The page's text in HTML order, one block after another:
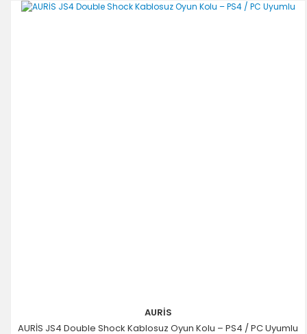
AURİS
AURİS JS4 Double Shock Kablosuz Oyun Kolu – PS4 / PC Uyumlu